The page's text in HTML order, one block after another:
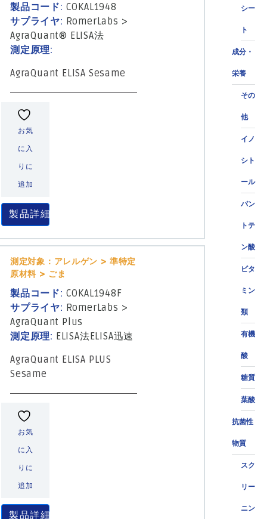
シー
ト
成分・
栄養
その
他
イノ
シト
ール
パン
トテ
ン酸
ビタ
ミン
類
有機
酸
糖質
葉酸
抗菌性
物質
スク
リー
ニン
製品コード: COKAL1948
サプライヤ: RomerLabs >
AgraQuant® ELISA法
測定原理:
AgraQuant ELISA Sesame
お気
に入
りに
追加
製品詳細
測定対象：アレルゲン > 準特定
原材料 > ごま
製品コード: COKAL1948F
サプライヤ: RomerLabs >
AgraQuant Plus
測定原理: ELISA法ELISA迅速
AgraQuant ELISA PLUS
Sesame
お気
に入
りに
追加
製品詳細